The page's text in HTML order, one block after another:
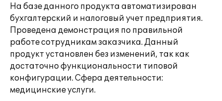
На базе данного продукта автоматизирован
бухгалтерский и налоговый учет предприятия.
Проведена демонстрация по правильной
работе сотрудникам заказчика. Данный
продукт установлен без изменений, так как
достаточно функциональности типовой
конфигурации. Сфера деятельности:
медицинские услуги.